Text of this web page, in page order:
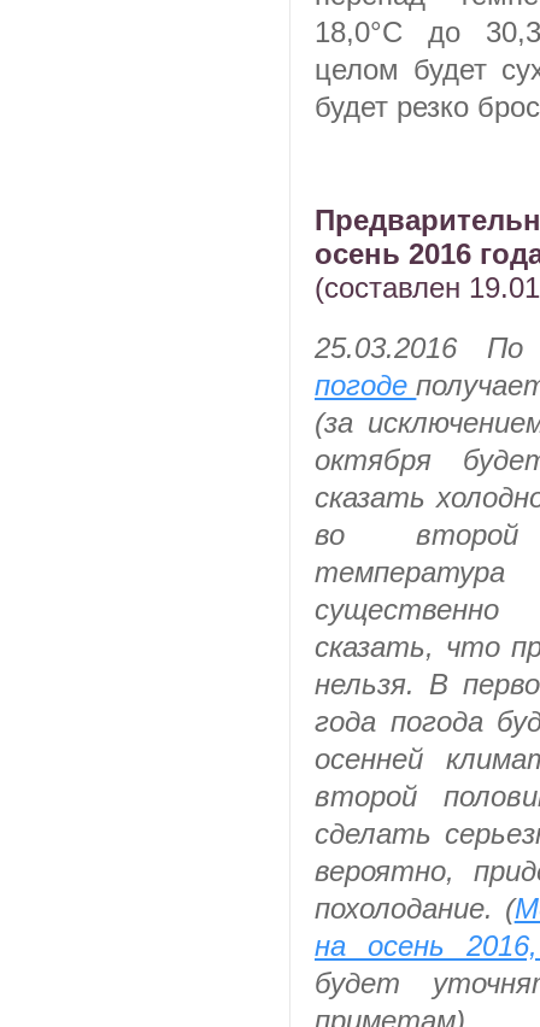
18,0°C до
целом будет
будет резко
осень 2016
(составлен
25.03.2016
погоде
(за
октября
сказать
во второй
сказать, что
нельзя. В
года погода
осенней
второй
сделать
вероятно,
похолодание. (
на осень
будет
приметам)